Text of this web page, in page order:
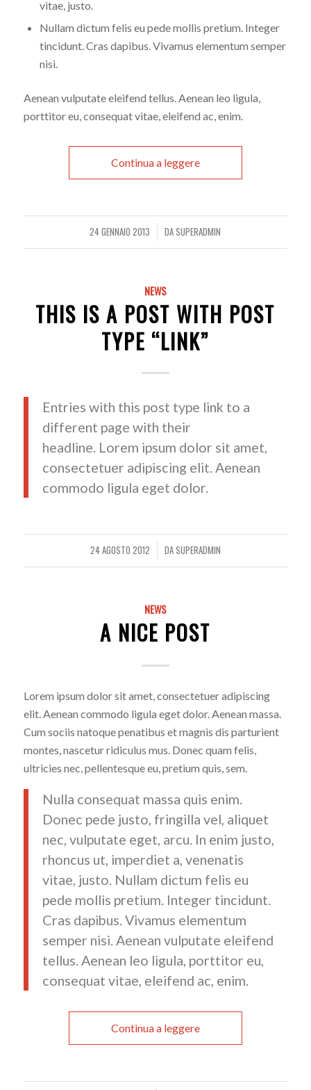
vitae, justo.
Nullam dictum felis eu pede mollis pretium. Integer
tincidunt. Cras dapibus. Vivamus elementum semper
nisi.
Aenean vulputate eleifend tellus. Aenean leo ligula,
porttitor eu, consequat vitae, eleifend ac, enim.
Continua a leggere
24 GENNAIO 2013
/ DASUPERADMIN
NEWS
THIS IS A POST WITH POST
TYPE “LINK”
Entries with this post type link to a
different page with their
headline. Lorem ipsum dolor sit amet,
consectetuer adipiscing elit. Aenean
commodo ligula eget dolor.
24 AGOSTO 2012
/ DASUPERADMIN
NEWS
A NICE POST
Lorem ipsum dolor sit amet, consectetuer adipiscing
elit. Aenean commodo ligula eget dolor. Aenean massa.
Cum sociis natoque penatibus et magnis dis parturient
montes, nascetur ridiculus mus. Donec quam felis,
ultricies nec, pellentesque eu, pretium quis, sem.
Nulla consequat massa quis enim.
Donec pede justo, fringilla vel, aliquet
nec, vulputate eget, arcu. In enim justo,
rhoncus ut, imperdiet a, venenatis
vitae, justo. Nullam dictum felis eu
pede mollis pretium. Integer tincidunt.
Cras dapibus. Vivamus elementum
semper nisi. Aenean vulputate eleifend
tellus. Aenean leo ligula, porttitor eu,
consequat vitae, eleifend ac, enim.
Continua a leggere